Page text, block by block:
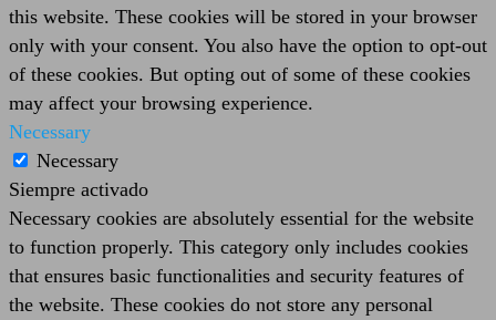
this website. These cookies will be stored in your browser
only with your consent. You also have the option to opt-out
of these cookies. But opting out of some of these cookies
may affect your browsing experience.
Necessary
Necessary
Siempre activado
Necessary cookies are absolutely essential for the website
to function properly. This category only includes cookies
that ensures basic functionalities and security features of
the website. These cookies do not store any personal